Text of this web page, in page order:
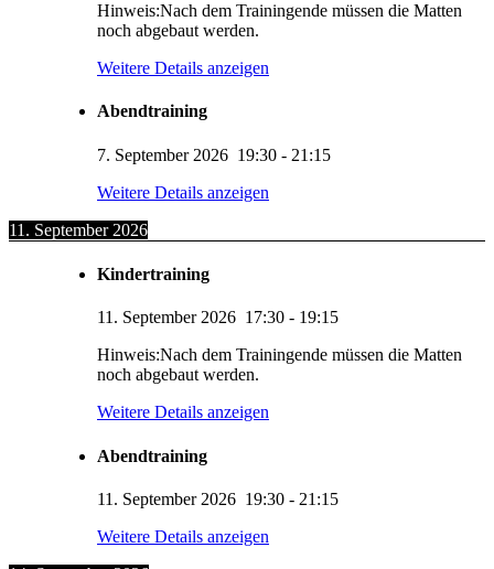
Hinweis:Nach dem Trainingende müssen die Matten
noch abgebaut werden.
Weitere Details anzeigen
Abendtraining
7. September 2026 19:30 - 21:15
Weitere Details anzeigen
11. September 2026
Kindertraining
11. September 2026 17:30 - 19:15
Hinweis:Nach dem Trainingende müssen die Matten
noch abgebaut werden.
Weitere Details anzeigen
Abendtraining
11. September 2026 19:30 - 21:15
Weitere Details anzeigen